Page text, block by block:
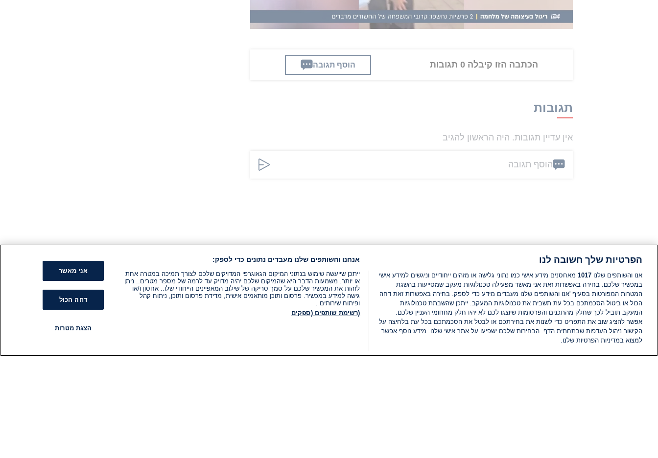
צפו בדיווח המלא בתחילת העמוד
הכתבה הזו קיבלה 0 תגובות הוסף תגובה
תגובות
אין עדיין תגובות. היה הראשון להגיב
הוסף תגובה
הפרטיות שלך חשובה לנו
אנו והשותפים שלנו 1017 מאחסנים מידע אישי כמו נתוני גלישה או מזהים ייחודיים וניגשים למידע אישי
במכשיר שלכם. בחירה באפשרות זאת אני מאשר מפעילה טכנולוגיות מעקב שמסייעות בהשגת
המטרות המפורטות בסעיף 'אנו והשותפים שלנו מעבדים מידע כדי לספק. בחירה באפשרות זאת דחה
הכול או ביטול הסכמתכם בכל עת תשבית את טכנולוגיות המעקב. ייתכן שהשבתת טכנולוגיות
המעקב תוביל לכך שחלק מהתכנים והפרסומות שיוצגו לכם לא יהיו חלק מחחומי העניין שלכם.
אפשר להציג שוב את התפריט כדי לשנות את בחירתכם או לבטל את הסכמתכם בכל עת בלחיצה על
הקישור ניהול העדפות שבתחתית הדף. הבחירות שלכם ישפיעו על אתר אישי שלנו. מידע נוסף אפשר
למצוא במדיניות הפרטיות שלנו.
אנחנו והשותפים שלנו מעבדים נתונים כדי לספק:
ייתכן שייעשה שימוש בנתוני המיקום הגאוגרפי המדויקים שלכם לצורך תמיכה במטרה אחת
או יותר. משמעות הדבר היא שהמיקום שלכם יהיה מדויק עד לרמה של מספר מטרים.. ניתן
לזהות את המכשיר שלכם על סמך סריקה של שילוב המאפיינים הייחודי שלו.. אחסון ו/או
גישה למידע במכשיר. פרסום ותוכן מותאמים אישית, מדידת פרסום ותוכן, ניתוח קהל
ופיתוח שירותים .
(רשימת שותפים (ספקים
אני מאשר
דחה הכול
הצגת מטרות